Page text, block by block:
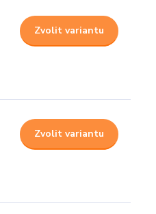
Zvolit variantu
Zvolit variantu